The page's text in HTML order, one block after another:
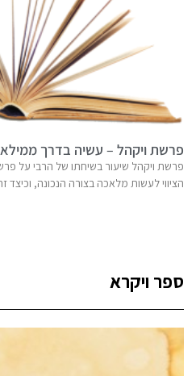
פרשת ויקהל – עשיה בדרך ממילא
פרשת ויקהל שיעור בשיחתו של הרבי על
הציווי לעשות מלאכה בצורה הנכונה,
ספר ויקרא